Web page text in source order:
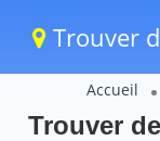
Trouver
Accueil
Trouver